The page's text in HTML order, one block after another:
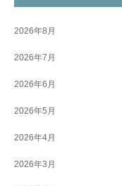
2026年8月
2026年7月
2026年6月
2026年5月
2026年4月
2026年3月